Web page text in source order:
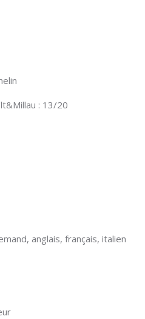
: 13/20
anglais, français, italien